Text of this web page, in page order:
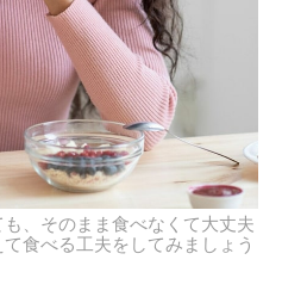
、そのまま食べなくて大丈夫
食べる工夫をしてみましょう